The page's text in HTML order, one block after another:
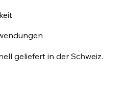
geliefert in der Schweiz.